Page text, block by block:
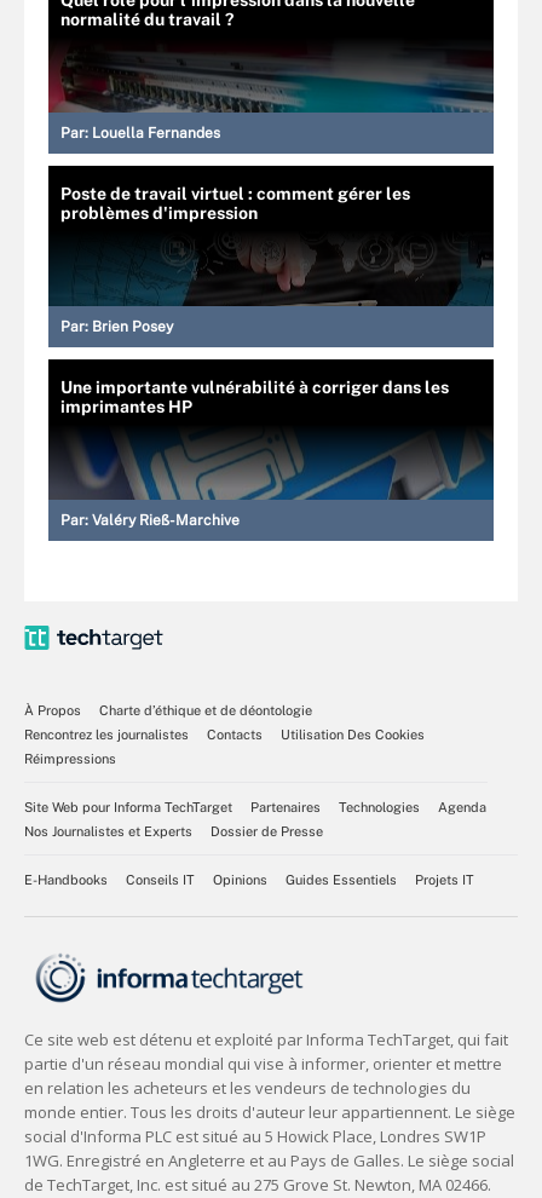
normalité du travail ?
Par: Louella Fernandes
Poste de travail virtuel : comment gérer les
problèmes d'impression
Par: Brien Posey
Une importante vulnérabilité à corriger dans les
imprimantes HP
Par: Valéry Rieß-Marchive
À Propos
Charte d’éthique et de déontologie
Rencontrez les journalistes
Contacts
Utilisation Des Cookies
Réimpressions
Site Web pour Informa TechTarget Partenaires Technologies
Agenda
Nos Journalistes et Experts
Dossier de Presse
E-Handbooks Conseils IT Opinions Guides Essentiels Projets IT